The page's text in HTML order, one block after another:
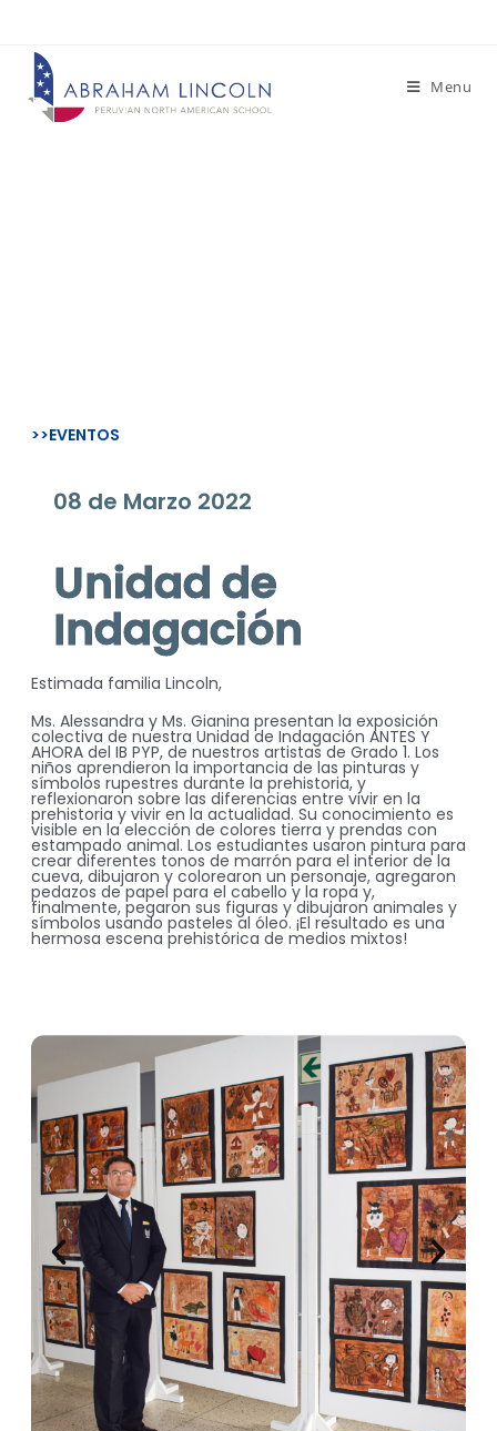
Menu
>>EVENTOS
08 de Marzo 2022
Unidad de
Indagación
Estimada familia Lincoln,
Ms. Alessandra y Ms. Gianina presentan la exposición
colectiva de nuestra Unidad de Indagación ANTES Y
AHORA del IB PYP, de nuestros artistas de Grado 1. Los
niños aprendieron la importancia de las pinturas y
símbolos rupestres durante la prehistoria, y
reflexionaron sobre las diferencias entre vivir en la
prehistoria y vivir en la actualidad. Su conocimiento es
visible en la elección de colores tierra y prendas con
estampado animal. Los estudiantes usaron pintura para
crear diferentes tonos de marrón para el interior de la
cueva, dibujaron y colorearon un personaje, agregaron
pedazos de papel para el cabello y la ropa y,
finalmente, pegaron sus figuras y dibujaron animales y
símbolos usando pasteles al óleo. ¡El resultado es una
hermosa escena prehistórica de medios mixtos!